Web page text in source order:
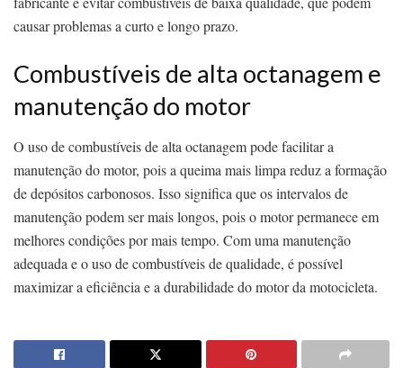
causar problemas a curto e longo prazo.
Combustíveis de alta octanagem e
manutenção do motor
O uso de combustíveis de alta octanagem pode facilitar a
manutenção do motor, pois a queima mais limpa reduz a formação
de depósitos carbonosos. Isso significa que os intervalos de
manutenção podem ser mais longos, pois o motor permanece em
melhores condições por mais tempo. Com uma manutenção
adequada e o uso de combustíveis de qualidade, é possível
maximizar a eficiência e a durabilidade do motor da motocicleta.